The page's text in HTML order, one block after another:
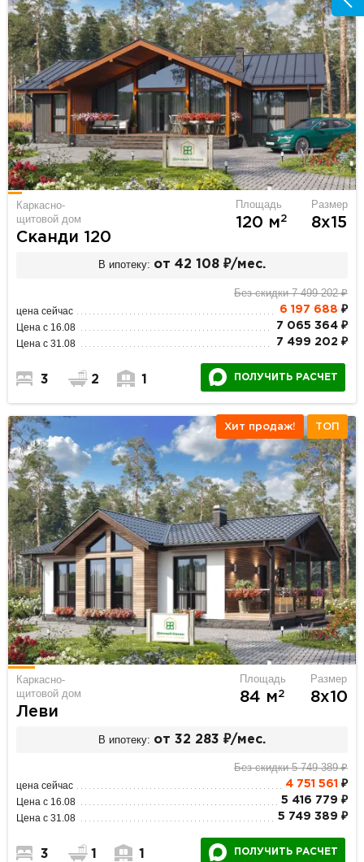
Каркасно-
щитовой дом
Сканди 120
Площадь
120 м2
Размер
8х15
В ипотеку: от 42 108 ₽/мес.
Без скидки 7 499 202 ₽
цена сейчас 6 197 688 ₽
Цена с 16.08 7 065 364 ₽
Цена с 31.08 7 499 202 ₽
3 2 1 ПОЛУЧИТЬ РАСЧЕТ
Хит продаж! ТОП
Каркасно-
щитовой дом
Леви
Площадь
84 м2
Размер
8х10
В ипотеку: от 32 283 ₽/мес.
Без скидки 5 749 389 ₽
цена сейчас 4 751 561 ₽
Цена с 16.08 5 416 779 ₽
Цена с 31.08 5 749 389 ₽
3 1 1 ПОЛУЧИТЬ РАСЧЕТ